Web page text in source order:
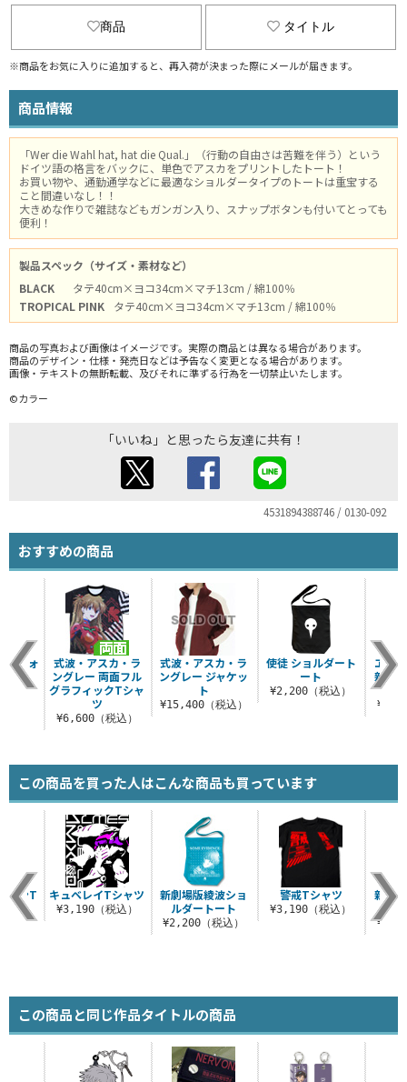
商品 タイトル
※商品をお気に入りに追加すると、再入荷が決まった際にメールが届きます。
商品情報
「Wer die Wahl hat, hat die Qual.」（行動の自由さは苦難を伴う）という
ドイツ語の格言をバックに、単色でアスカをプリントしたトート！
お買い物や、通勤通学などに最適なショルダータイプのトートは重宝する
こと間違いなし！！
大きめな作りで雑誌などもガンガン入り、スナップボタンも付いてとっても
便利！
製品スペック（サイズ・素材など）
BLACK
タテ40cm×ヨコ34cm×マチ13cm / 綿100％
TROPICAL PINK
タテ40cm×ヨコ34cm×マチ13cm / 綿100％
商品の写真および画像はイメージです。実際の商品とは異なる場合があります。
商品のデザイン・仕様・発売日などは予告なく変更となる場合があります。
画像・テキストの無断転載、及びそれに準ずる行為を一切禁止いたします。
©カラー
「いいね」と思ったら友達に共有！
4531894388746 / 0130-092
おすすめの商品
式波・アスカ・ラ
ングレー ジャケッ
ト
¥15,400（税込）
使徒 ショルダート
ート
¥2,200（税込）
ヱヴ
新劇
カぁ
ィウォ
ル
込）
式波・アスカ・ラ
ングレー 両面フル
グラフィックTシャ
ツ
¥6,600（税込）
この商品を買った人はこんな商品も買っています
新劇場版綾波ショ
ルダートート
¥2,200（税込）
警戒Tシャツ
¥3,190（税込）
新劇
ーンT
込）
キュベレイTシャツ
¥3,190（税込）
この商品と同じ作品タイトルの商品